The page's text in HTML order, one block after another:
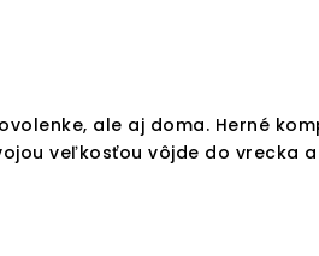
ale aj doma. Herné
veľkosťou vôjde do vrecka